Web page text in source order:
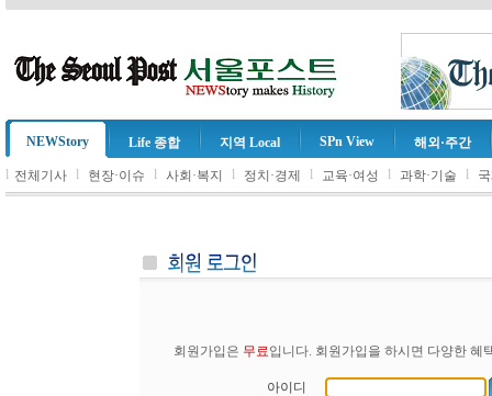
NEWStory Life 종합 지역 Local SPn View 해외·주간
l 전체기사 l 현장·이슈 l 사회·복지 l 정치·경제 l 교육·여성 l 과학·기술 l
회원가입은 무료입니다. 회원가입을 하시면 다양한 혜
아이디